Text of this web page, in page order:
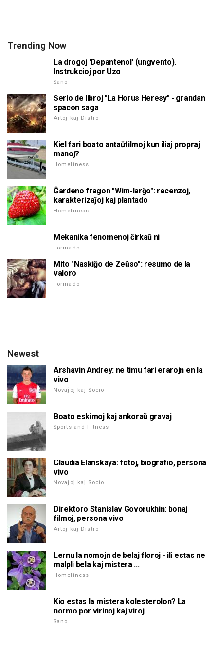
Trending Now
La drogoj 'Depantenol' (ungvento).
Instrukcioj por Uzo
Sano
Serio de libroj "La Horus Heresy" - grandan
spacon saga
Artoj kaj Distro
Kiel fari boato antaŭfilmoj kun iliaj propraj
manoj?
Homeliness
Ĝardeno fragon "Wim-larĝo": recenzoj,
karakterizaĵoj kaj plantado
Homeliness
Mekanika fenomenoj ĉirkaŭ ni
Formado
Mito "Naskiĝo de Zeŭso": resumo de la
valoro
Formado
Newest
Arshavin Andrey: ne timu fari erarojn en la
vivo
Novaĵoj kaj Socio
Boato eskimoj kaj ankoraŭ gravaj
Sports and Fitness
Claudia Elanskaya: fotoj, biografio, persona
vivo
Novaĵoj kaj Socio
Direktoro Stanislav Govorukhin: bonaj
filmoj, persona vivo
Artoj kaj Distro
Lernu la nomojn de belaj floroj - ili estas ne
malpli bela kaj mistera ...
Homeliness
Kio estas la mistera kolesterolon? La
normo por virinoj kaj viroj.
Sano